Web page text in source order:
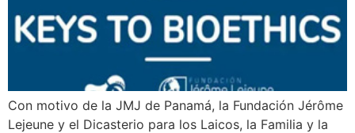
Con motivo de la JMJ de Panamá, la Fundación Jérôme
Lejeune y el Dicasterio para los Laicos, la Familia y la